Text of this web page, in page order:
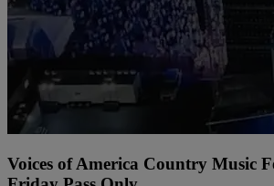
Voices of America Country Music